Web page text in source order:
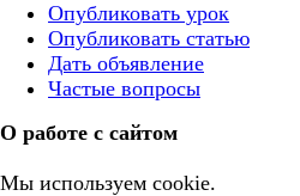
Опубликовать урок
Опубликовать статью
Дать объявление
Частые вопросы
О работе с сайтом
Мы используем cookie.